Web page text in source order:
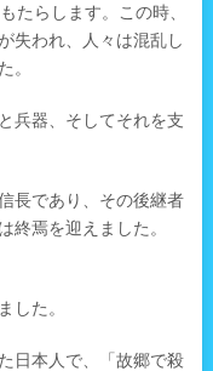
たらします。この時、
失われ、人々は混乱し
。
兵器、そしてそれを支
長であり、その後継者
終焉を迎えました。
した。
日本人で、「故郷で殺